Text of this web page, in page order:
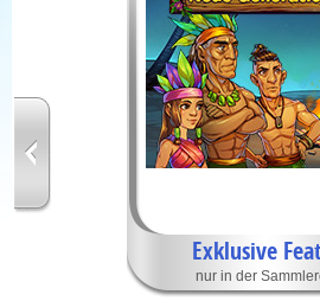
Exklusive
nur in der